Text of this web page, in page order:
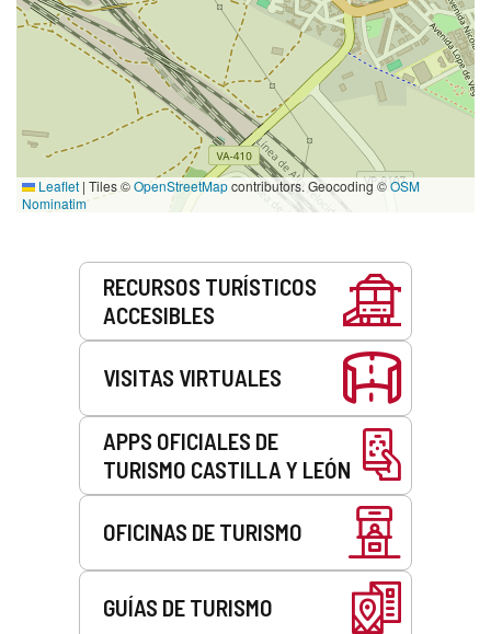
Leaflet | Tiles ©OpenStreetMapcontributors. Geocoding ©OSM
Nominatim
RECURSOS TURÍSTICOS
ACCESIBLES
VISITAS VIRTUALES
APPS OFICIALES DE
TURISMO CASTILLA Y LEÓN
OFICINAS DE TURISMO
GUÍAS DE TURISMO